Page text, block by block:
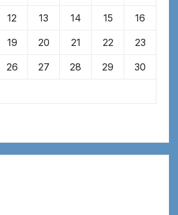
12 13 14 15 16
19 20 21 22 23
26 27 28 29 30